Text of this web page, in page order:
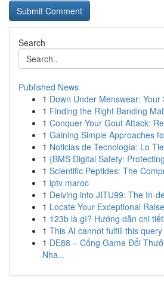
Search
Published News
1 Down Under Menswear: Your
1 Finding the Right Banding
1 Conquer Your Gout Attack:
1 Gaining Simple Approaches
1 Noticias de Tecnología: Lo
1 {BMS Digital Safety:
1 Scientific Peptides: The
1 iptv maroc
1 Delving into JITU99: The In-
1 Locate Your Exceptional
1 123b là gì? Hướng dẫn chi
1 This AI cannot fulfill this query
1 DE88 – Cổng Game Đổi
Nha...